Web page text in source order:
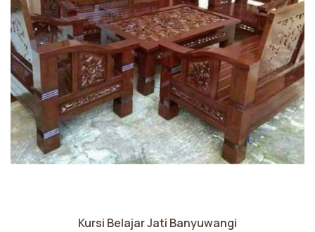
Kursi Belajar Jati Banyuwangi